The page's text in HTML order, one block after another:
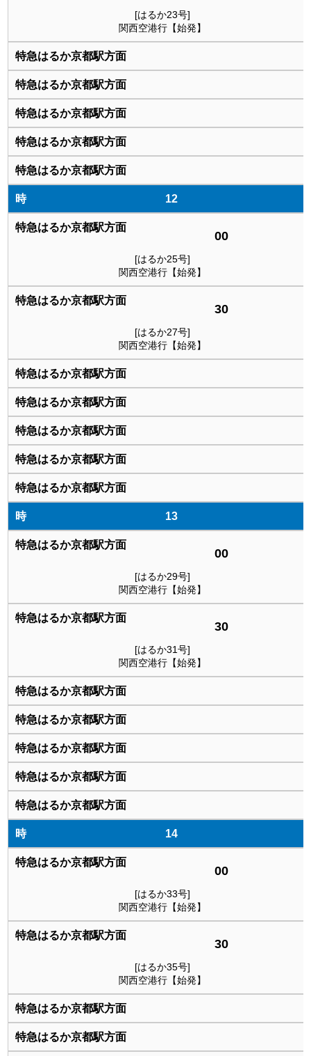
[はるか23号]
関西空港行【始発】
12
00
[はるか25号]
関西空港行【始発】
30
[はるか27号]
関西空港行【始発】
13
00
[はるか29号]
関西空港行【始発】
30
[はるか31号]
関西空港行【始発】
14
00
[はるか33号]
関西空港行【始発】
30
[はるか35号]
関西空港行【始発】